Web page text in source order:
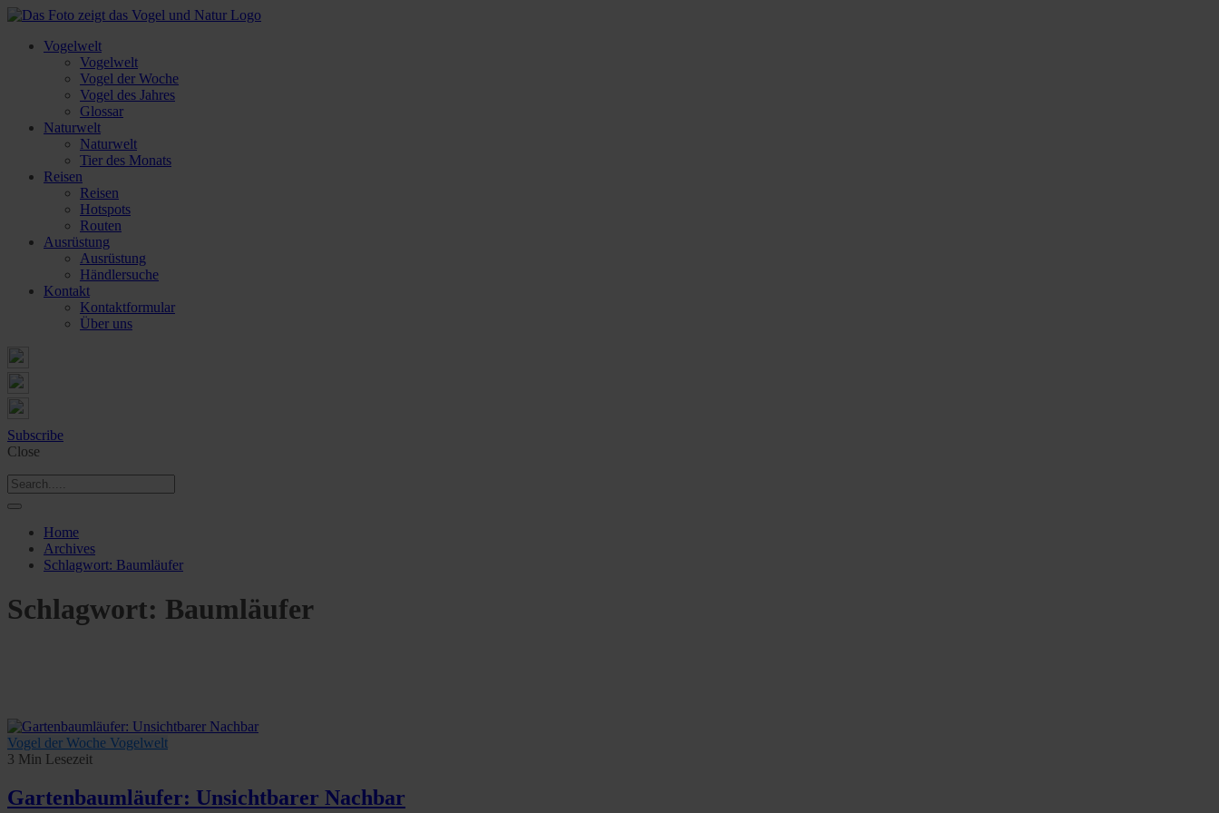
Vogelwelt
Vogelwelt
Vogel der Woche
Vogel des Jahres
Glossar
Naturwelt
Naturwelt
Tier des Monats
Reisen
Reisen
Hotspots
Routen
Ausrüstung
Ausrüstung
Händlersuche
Kontakt
Kontaktformular
Über uns
Subscribe
Close
Home
Archives
Schlagwort: Baumläufer
Schlagwort: Baumläufer
Vogel der Woche Vogelwelt
3 Min Lesezeit
Gartenbaumläufer: Unsichtbarer Nachbar